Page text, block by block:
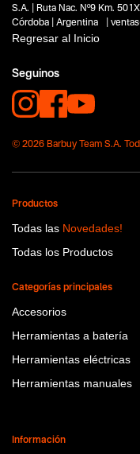
S.A. | Ruta Nac. Nº9 Km.
Córdoba | Argentina |
Regresar al Inicio
Seguinos
© 2026 Barbuy Team S.A.
Productos
Todas las Novedades!
Todas los Productos
Categorías principales
Accesorios
Herramientas a batería
Herramientas eléctricas
Herramientas manuales
Información